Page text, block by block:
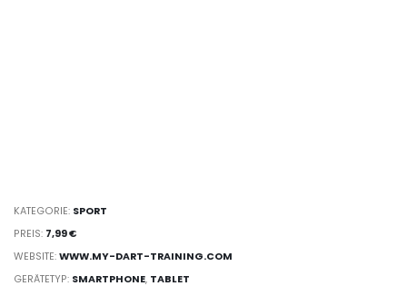
KATEGORIE: SPORT
PREIS: 7,99 €
WEBSITE:WWW.MY-DART-TRAINING.COM
GERÄTETYP: SMARTPHONE, TABLET